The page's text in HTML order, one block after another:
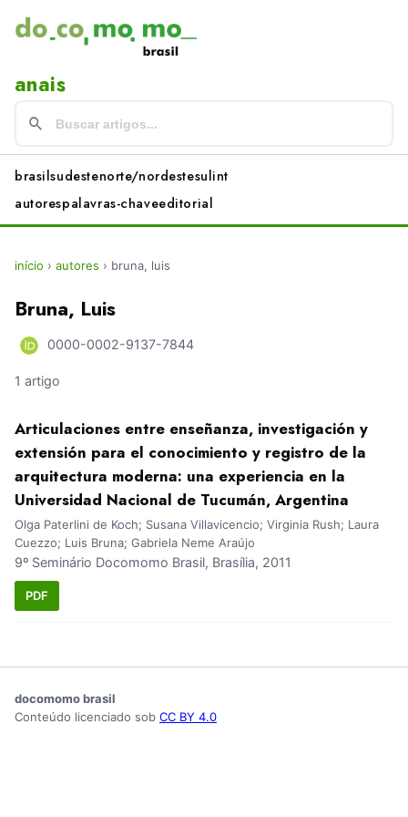
anais
brasilsudestenorte/nordestesulint
autorespalavras-chaveeditorial
início › autores › bruna, luis
Bruna, Luis
0000-0002-9137-7844
1 artigo
Articulaciones entre enseñanza, investigación y
extensión para el conocimiento y registro de la
arquitectura moderna: una experiencia en la
Universidad Nacional de Tucumán, Argentina
Olga Paterlini de Koch; Susana Villavicencio; Virginia Rush; Laura
Cuezzo; Luis Bruna; Gabriela Neme Araújo
9º Seminário Docomomo Brasil, Brasília, 2011
PDF
docomomo brasil
Conteúdo licenciado sob CC BY 4.0